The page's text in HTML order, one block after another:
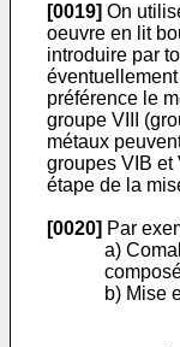
[0019] On
oeuvre en lit
introduire par
préférence le
groupe VIII
métaux
groupes VIB et
étape de la
[0020] Par
a)
b) Mise